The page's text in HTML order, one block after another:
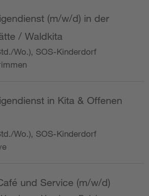
(m/w/d) in der
/ Waldkita
Wo.), SOS-Kinderdorf
in Kita & Offenen
Wo.), SOS-Kinderdorf
und Service (m/w/d)